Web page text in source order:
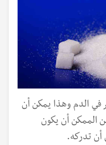
في الدم وهذا يمكن أن
الممكن أن يكون
أن تدركه.